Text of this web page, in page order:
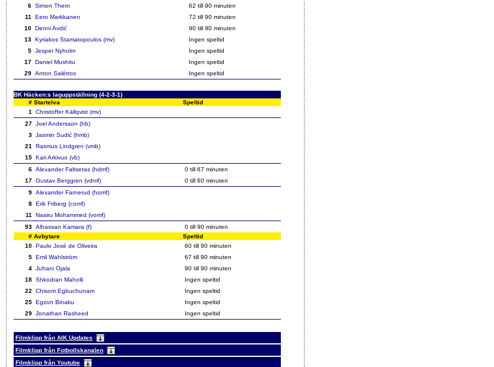
6 Simon Thern
62 till 90 minuten
11
Eero Markkanen
72 till 90 minuten
10 Denni Avdić
90 till 90 minuten
13 Kyriakos Stamatopoulos (mv)
Ingen speltid
5 Jesper Nyholm
Ingen speltid
17 Daniel Mushitu
Ingen speltid
29 Anton Salétros Ingen speltid
BK Häcken:s laguppställning (4-2-3-1)
# Startelva
Speltid
1
Christoffer Källqvist (mv)
27 Joel Andersson (hb)
3 Jasmin Sudić (hmb)
21
Rasmus Lindgren (vmb)
15 Kari Arkivuo (vb)
6 Alexander Faltsetas (hdmf)
0 till 67 minuten
17 Gustav Berggren (vdmf)
0 till 60 minuten
9 Alexander Farnerud (homf)
8 Erik Friberg (comf)
11
Nasiru Mohammed (vomf)
93 Alhassan Kamara (f)
0 till 90 minuten
# Avbytare
Speltid
10 Paulo José de Oliveira
60 till 90 minuten
5 Emil Wahlström
67 till 90 minuten
4 Juhani Ojala
90 till 90 minuten
18 Shkodran Maholli
Ingen speltid
22
Chisom Egbuchunam
Ingen speltid
25 Egzon Binaku
Ingen speltid
29 Jonathan Rasheed Ingen speltid
Filmklipp från AIK Updates
Filmklipp från Fotbollskanalen
Filmklipp från Youtube